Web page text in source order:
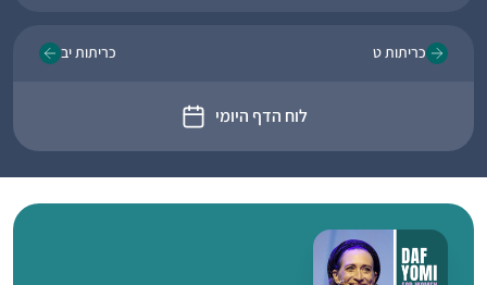
כריתות ט
לוח הדף היומי
כריתות יב